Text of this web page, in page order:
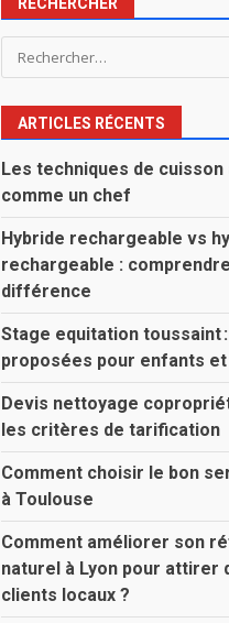
Rechercher :
ARTICLES RÉCENTS
Les techniques de
comme un chef
Hybride rechargeable vs
rechargeable :
différence
Stage equitation toussaint
proposées pour enfants et
Devis nettoyage
les critères de tarification
Comment choisir le bon
à Toulouse
Comment améliorer son
naturel à Lyon pour attirer
clients locaux ?